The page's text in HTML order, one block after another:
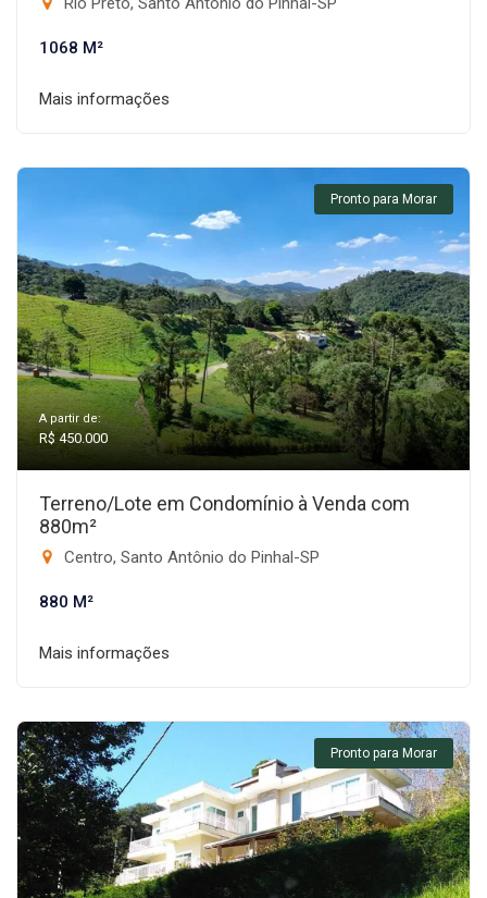
1068 M²
Mais informações
Pronto para Morar
A partir de:
R$ 450.000
Terreno/Lote em Condomínio à Venda com
880m²
Centro, Santo Antônio do Pinhal-SP
880 M²
Mais informações
Pronto para Morar